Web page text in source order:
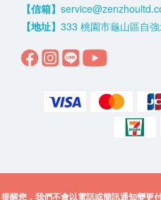
【信箱】
【地址】 333 桃園市龜山區自
提醒您，我們不會以電話或簡訊通知變更